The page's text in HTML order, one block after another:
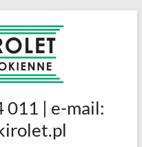
011 | e-mail: